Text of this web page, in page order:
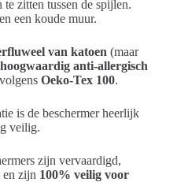
te zitten tussen de spijlen.
een koude muur.
van katoen (maar
hoogwaardig anti-allergisch
Oeko-Tex 100.
is de beschermer heerlijk
veilig.
zijn vervaardigd,
en zijn 100% veilig voor